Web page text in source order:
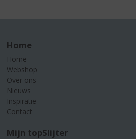
Home
Home
Webshop
Over ons
Nieuws
Inspiratie
Contact
Mijn topSlijter